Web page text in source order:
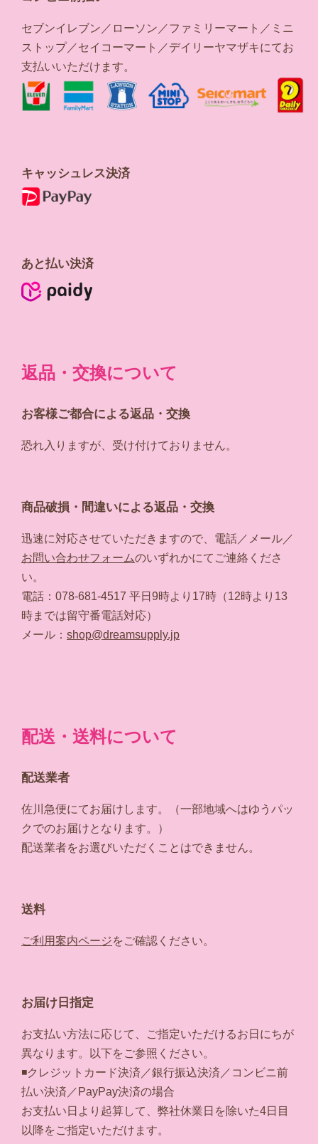
セブンイレブン／ローソン／ファミリーマート／ミニ
ストップ／セイコーマート／デイリーヤマザキにてお
支払いいただけます。
キャッシュレス決済
あと払い決済
返品・交換について
お客様ご都合による返品・交換
恐れ入りますが、受け付けておりません。
商品破損・間違いによる返品・交換
迅速に対応させていただきますので、電話／メール／
お問い合わせフォームのいずれかにてご連絡くださ
い。
電話：078-681-4517 平日9時より17時（12時より13
時までは留守番電話対応）
メール： shop@dreamsupply.jp
配送・送料について
配送業者
佐川急便にてお届けします。（一部地域へはゆうパッ
クでのお届けとなります。）
配送業者をお選びいただくことはできません。
送料
ご利用案内ページをご確認ください。
お届け日指定
お支払い方法に応じて、ご指定いただけるお日にちが
異なります。以下をご参照ください。
◾️クレジットカード決済／銀行振込決済／コンビニ前
払い決済／PayPay決済の場合
お支払い日より起算して、弊社休業日を除いた4日目
以降をご指定いただけます。